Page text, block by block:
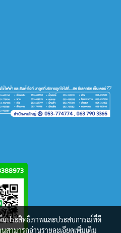
มประสิทธิภาพและประสบการณ์ที่ดี
สามารถอ่านรายละเอียดเพิ่มเติม